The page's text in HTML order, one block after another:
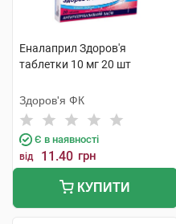
Еналаприл Здоров'я
таблетки 10 мг 20 шт
Здоров'я ФК
Є в наявності
від 11.40 грн
КУПИТИ